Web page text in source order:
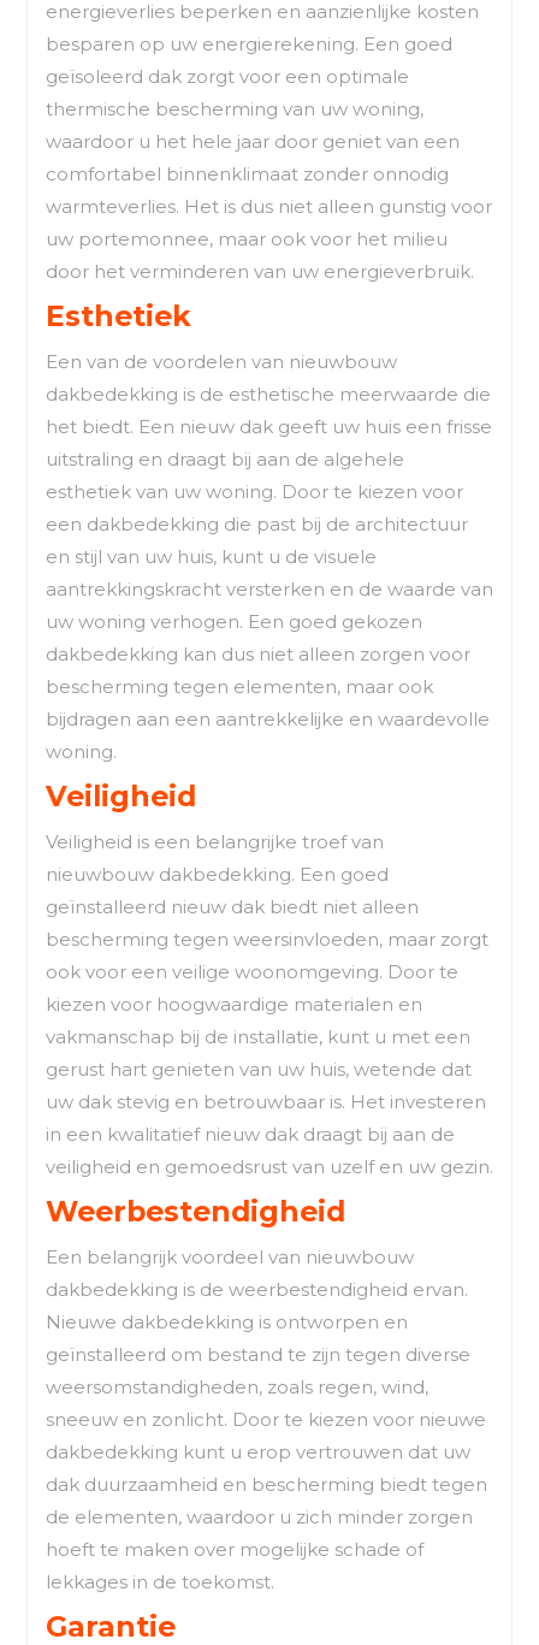
energieverlies beperken en aanzienlijke kosten
besparen op uw energierekening. Een goed
geïsoleerd dak zorgt voor een optimale
thermische bescherming van uw woning,
waardoor u het hele jaar door geniet van een
comfortabel binnenklimaat zonder onnodig
warmteverlies. Het is dus niet alleen gunstig voor
uw portemonnee, maar ook voor het milieu
door het verminderen van uw energieverbruik.
Esthetiek
Een van de voordelen van nieuwbouw
dakbedekking is de esthetische meerwaarde die
het biedt. Een nieuw dak geeft uw huis een frisse
uitstraling en draagt bij aan de algehele
esthetiek van uw woning. Door te kiezen voor
een dakbedekking die past bij de architectuur
en stijl van uw huis, kunt u de visuele
aantrekkingskracht versterken en de waarde van
uw woning verhogen. Een goed gekozen
dakbedekking kan dus niet alleen zorgen voor
bescherming tegen elementen, maar ook
bijdragen aan een aantrekkelijke en waardevolle
woning.
Veiligheid
Veiligheid is een belangrijke troef van
nieuwbouw dakbedekking. Een goed
geïnstalleerd nieuw dak biedt niet alleen
bescherming tegen weersinvloeden, maar zorgt
ook voor een veilige woonomgeving. Door te
kiezen voor hoogwaardige materialen en
vakmanschap bij de installatie, kunt u met een
gerust hart genieten van uw huis, wetende dat
uw dak stevig en betrouwbaar is. Het investeren
in een kwalitatief nieuw dak draagt bij aan de
veiligheid en gemoedsrust van uzelf en uw gezin.
Weerbestendigheid
Een belangrijk voordeel van nieuwbouw
dakbedekking is de weerbestendigheid ervan.
Nieuwe dakbedekking is ontworpen en
geïnstalleerd om bestand te zijn tegen diverse
weersomstandigheden, zoals regen, wind,
sneeuw en zonlicht. Door te kiezen voor nieuwe
dakbedekking kunt u erop vertrouwen dat uw
dak duurzaamheid en bescherming biedt tegen
de elementen, waardoor u zich minder zorgen
hoeft te maken over mogelijke schade of
lekkages in de toekomst.
Garantie